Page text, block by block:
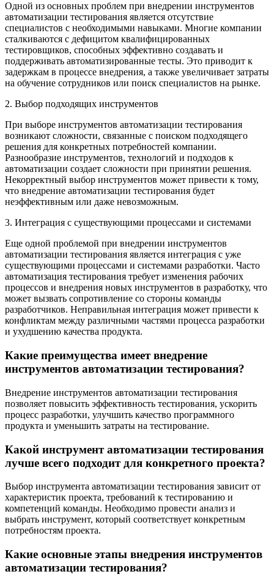
Одной из основных проблем при внедрении инструментов
автоматизации тестирования является отсутствие
специалистов с необходимыми навыками. Многие компании
сталкиваются с дефицитом квалифицированных
тестировщиков, способных эффективно создавать и
поддерживать автоматизированные тесты. Это приводит к
задержкам в процессе внедрения, а также увеличивает затраты
на обучение сотрудников или поиск специалистов на рынке.
2. Выбор подходящих инструментов
При выборе инструментов автоматизации тестирования
возникают сложности, связанные с поиском подходящего
решения для конкретных потребностей компании.
Разнообразие инструментов, технологий и подходов к
автоматизации создает сложности при принятии решения.
Некорректный выбор инструментов может привести к тому,
что внедрение автоматизации тестирования будет
неэффективным или даже невозможным.
3. Интеграция с существующими процессами и системами
Еще одной проблемой при внедрении инструментов
автоматизации тестирования является интеграция с уже
существующими процессами и системами разработки. Часто
автоматизация тестирования требует изменения рабочих
процессов и внедрения новых инструментов в разработку, что
может вызвать сопротивление со стороны команды
разработчиков. Неправильная интеграция может привести к
конфликтам между различными частями процесса разработки
и ухудшению качества продукта.
Какие преимущества имеет внедрение
инструментов автоматизации тестирования?
Внедрение инструментов автоматизации тестирования
позволяет повысить эффективность тестирования, ускорить
процесс разработки, улучшить качество программного
продукта и уменьшить затраты на тестирование.
Какой инструмент автоматизации тестирования
лучше всего подходит для конкретного проекта?
Выбор инструмента автоматизации тестирования зависит от
характеристик проекта, требований к тестированию и
компетенций команды. Необходимо провести анализ и
выбрать инструмент, который соответствует конкретным
потребностям проекта.
Какие основные этапы внедрения инструментов
автоматизации тестирования?